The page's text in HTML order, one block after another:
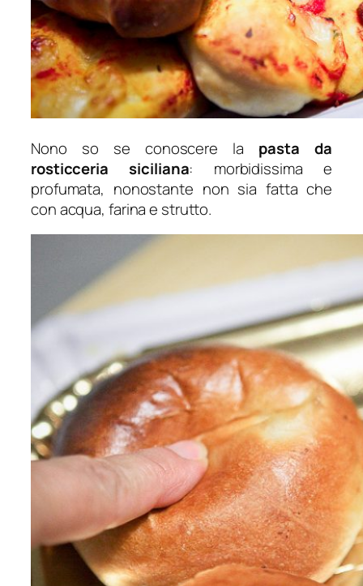
Nono so se conoscere la pasta da
rosticceria siciliana: morbidissima e
profumata, nonostante non sia fatta che
con acqua, farina e strutto.